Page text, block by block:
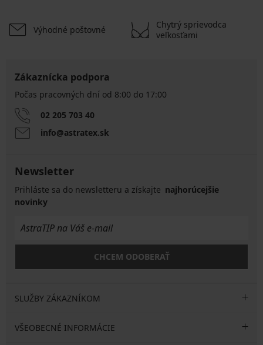
Výhodné poštovné
Chytrý sprievodca
veľkosťami
Zákaznícka podpora
Počas pracovných dní od 8:00 do 17:00
02 205 703 40
info@astratex.sk
Newsletter
Prihláste sa do newsletteru a získajte najhorúcejšie
novinky
CHCEM ODOBERAŤ
SLUŽBY ZÁKAZNÍKOM
VŠEOBECNÉ INFORMÁCIE